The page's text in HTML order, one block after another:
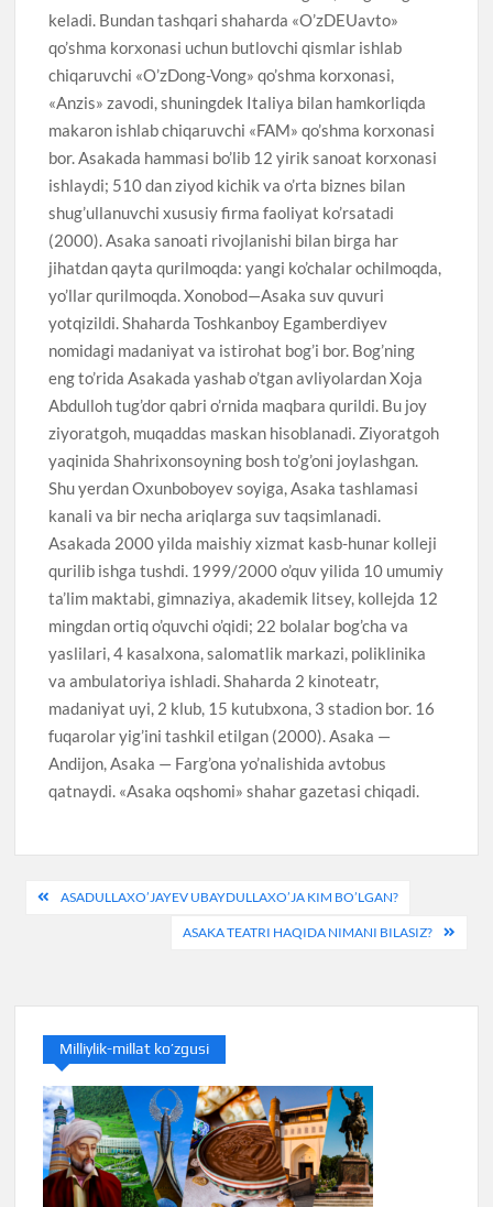
keladi. Bundan tashqari shaharda «O’zDEUavto»
qo’shma korxonasi uchun butlovchi qismlar ishlab
chiqaruvchi «O’zDong-Vong» qo’shma korxonasi,
«Anzis» zavodi, shuningdek Italiya bilan hamkorliqda
makaron ishlab chiqaruvchi «FAM» qo’shma korxonasi
bor. Asakada hammasi bo’lib 12 yirik sanoat korxonasi
ishlaydi; 510 dan ziyod kichik va o’rta biznes bilan
shug’ullanuvchi xususiy firma faoliyat ko’rsatadi
(2000). Asaka sanoati rivojlanishi bilan birga har
jihatdan qayta qurilmoqda: yangi ko’chalar ochilmoqda,
yo’llar qurilmoqda. Xonobod—Asaka suv quvuri
yotqizildi. Shaharda Toshkanboy Egamberdiyev
nomidagi madaniyat va istirohat bog’i bor. Bog’ning
eng to’rida Asakada yashab o’tgan avliyolardan Xoja
Abdulloh tug’dor qabri o’rnida maqbara qurildi. Bu joy
ziyoratgoh, muqaddas maskan hisoblanadi. Ziyoratgoh
yaqinida Shahrixonsoyning bosh to’g’oni joylashgan.
Shu yerdan Oxunboboyev soyiga, Asaka tashlamasi
kanali va bir necha ariqlarga suv taqsimlanadi.
Asakada 2000 yilda maishiy xizmat kasb-hunar kolleji
qurilib ishga tushdi. 1999/2000 o’quv yilida 10 umumiy
ta’lim maktabi, gimnaziya, akademik litsey, kollejda 12
mingdan ortiq o’quvchi o’qidi; 22 bolalar bog’cha va
yaslilari, 4 kasalxona, salomatlik markazi, poliklinika
va ambulatoriya ishladi. Shaharda 2 kinoteatr,
madaniyat uyi, 2 klub, 15 kutubxona, 3 stadion bor. 16
fuqarolar yig’ini tashkil etilgan (2000). Asaka —
Andijon, Asaka — Farg’ona yo’nalishida avtobus
qatnaydi. «Asaka oqshomi» shahar gazetasi chiqadi.
PostASADULLAXO’JAYEV UBAYDULLAXO’JA KIM BO’LGAN?
ASAKA TEATRI HAQIDA NIMANI BILASIZ?
Milliylik-millat ko’zgusi